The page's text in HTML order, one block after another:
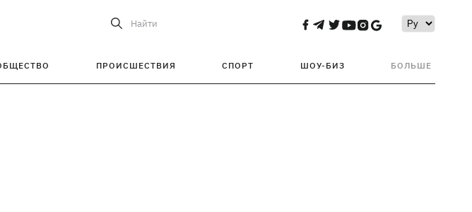
Найти
ПРОИСШЕСТВИЯ СПОРТ ШОУ-БИЗ БОЛЬШЕ